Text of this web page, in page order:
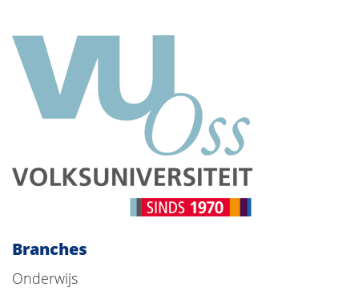
Branches
Onderwijs